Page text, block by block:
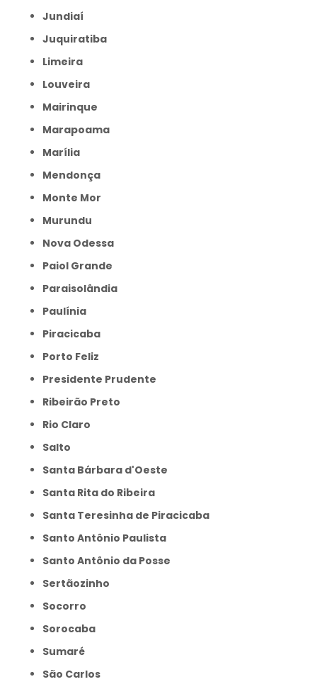
Jundiaí
Juquiratiba
Limeira
Louveira
Mairinque
Marapoama
Marília
Mendonça
Monte Mor
Murundu
Nova Odessa
Paiol Grande
Paraisolândia
Paulínia
Piracicaba
Porto Feliz
Presidente Prudente
Ribeirão Preto
Rio Claro
Salto
Santa Bárbara d'Oeste
Santa Rita do Ribeira
Santa Teresinha de Piracicaba
Santo Antônio Paulista
Santo Antônio da Posse
Sertãozinho
Socorro
Sorocaba
Sumaré
São Carlos